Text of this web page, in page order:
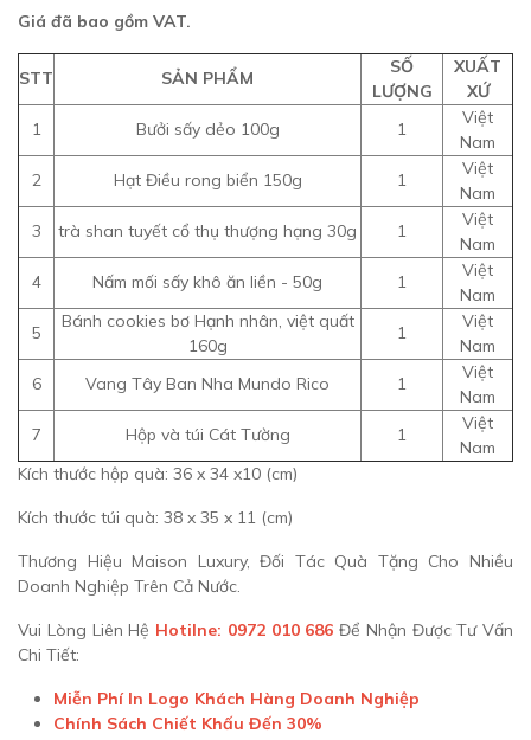
Giá đã bao gồm VAT.
STT SẢN PHẨM
SỐ
LƯỢNG
XUẤT
XỨ
1
Bưởi sấy dẻo 100g 1
Việt
Nam
2
Hạt Điều rong biển 150g 1
Việt
Nam
3
trà shan tuyết cổ thụ thượng hạng 30g 1
Việt
Nam
4
Nấm mối sấy khô ăn liền - 50g 1
Việt
Nam
5
Bánh cookies bơ Hạnh nhân, việt quất
160g
1
Việt
Nam
6
Vang Tây Ban Nha Mundo Rico 1
Việt
Nam
7
Hộp và túi Cát Tường 1
Việt
Nam
Kích thước hộp quà: 36 x 34 x10 (cm)
Kích thước túi quà: 38 x 35 x 11 (cm)
Thương Hiệu Maison Luxury, Đối Tác Quà Tặng Cho Nhiều
Doanh Nghiệp Trên Cả Nước.
Vui Lòng Liên Hệ Hotilne: 0972 010 686 Để Nhận Được Tư Vấn
Chi Tiết:
Miễn Phí In Logo Khách Hàng Doanh Nghiệp
Chính Sách Chiết Khấu Đến 30%